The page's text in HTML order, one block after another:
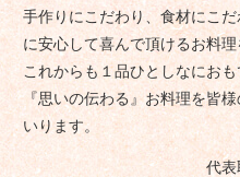
手作りにこだわり、食材にこ
に安心して喜んで頂けるお料
これからも１品ひとしなにお
『思いの伝わる』お料理を皆
いります。
代表